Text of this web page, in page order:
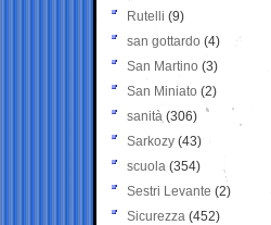
Rutelli (9)
san gottardo (4)
San Martino (3)
San Miniato (2)
sanità (306)
Sarkozy (43)
scuola (354)
Sestri Levante (2)
Sicurezza (452)